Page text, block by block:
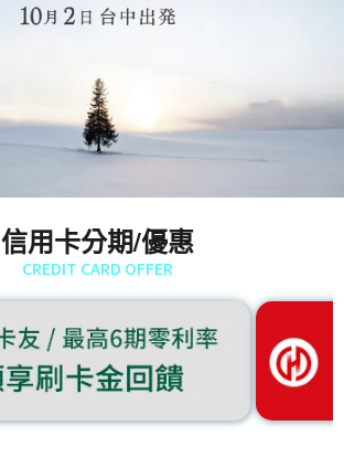
信用卡分期/優惠
CREDIT CARD OFFER